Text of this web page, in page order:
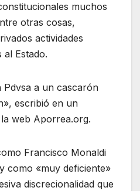
muchos
otras cosas,
actividades
al Estado.
a un cascarón
escribió en un
web Aporrea.org.
Francisco Monaldi
como «muy deficiente»
discrecionalidad que